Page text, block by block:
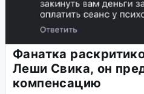
Фанатка
Леши Свика, он
компенсацию